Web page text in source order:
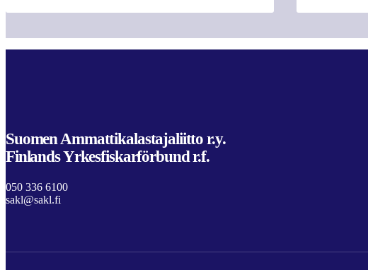
Suomen Ammattikalastajaliitto r.y.
Finlands Yrkesfiskarförbund r.f.
050 336 6100
sakl@sakl.fi